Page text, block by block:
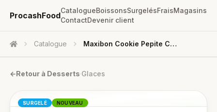
ProcashFood
CatalogueBoissonsSurgelésFraisMagasins
ContactDevenir client
Accueil Catalogue Maxibon Cookie Pepite Choco X4
←Retour à Desserts·Glaces
SURGELÉ NOUVEAU